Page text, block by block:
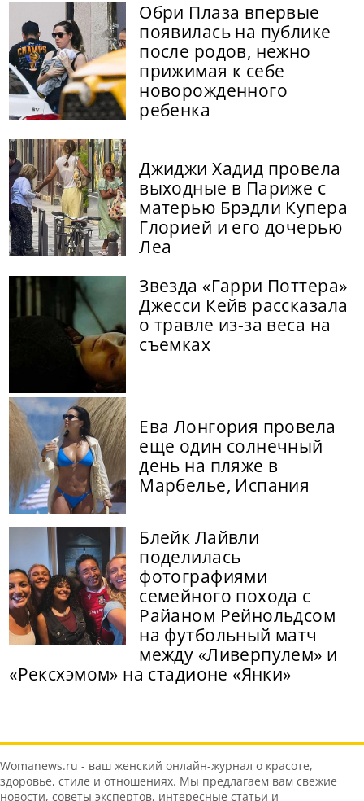
Обри Плаза впервые
появилась на публике
после родов, нежно
прижимая к себе
новорожденного
ребенка
Джиджи Хадид провела
выходные в Париже с
матерью Брэдли Купера
Глорией и его дочерью
Леа
Звезда «Гарри Поттера»
Джесси Кейв рассказала
о травле из-за веса на
съемках
Ева Лонгория провела
еще один солнечный
день на пляже в
Марбелье, Испания
Блейк Лайвли
поделилась
фотографиями
семейного похода с
Райаном Рейнольдсом
на футбольный матч
между «Ливерпулем» и
«Рексхэмом» на стадионе «Янки»
Womanews.ru - ваш женский онлайн-журнал о красоте,
здоровье, стиле и отношениях. Мы предлагаем вам свежие
новости, советы экспертов, интересные статьи и